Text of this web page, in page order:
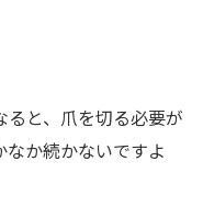
と、爪を切る必要が
か続かないですよ